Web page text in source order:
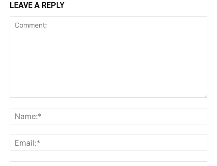
LEAVE A REPLY